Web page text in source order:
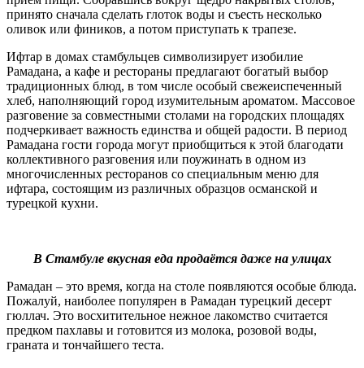
принято сначала сделать глоток воды и съесть несколько
оливок или фиников, а потом приступать к трапезе.
Ифтар в домах стамбульцев символизирует изобилие
Рамадана, а кафе и рестораны предлагают богатый выбор
традиционных блюд, в том числе особый свежеиспеченный
хлеб, наполняющий город изумительным ароматом. Массовое
разговение за совместными столами на городских площадях
подчеркивает важность единства и общей радости. В период
Рамадана гости города могут приобщиться к этой благодати
коллективного разговения или поужинать в одном из
многочисленных ресторанов со специальным меню для
ифтара, состоящим из различных образцов османской и
турецкой кухни.
В Стамбуле вкусная еда продаётся даже на улицах
Рамадан – это время, когда на столе появляются особые блюда.
Пожалуй, наиболее популярен в Рамадан турецкий десерт
гюллач. Это восхитительное нежное лакомство считается
предком пахлавы и готовится из молока, розовой воды,
граната и тончайшего теста.